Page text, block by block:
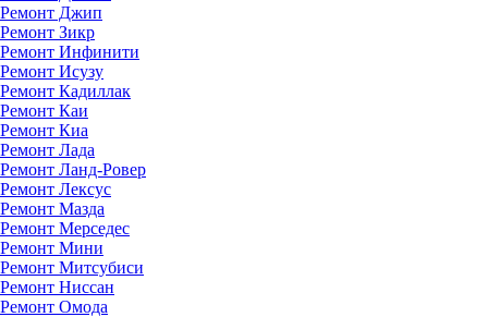
Ремонт Джип
Ремонт Зикр
Ремонт Инфинити
Ремонт Исузу
Ремонт Кадиллак
Ремонт Каи
Ремонт Киа
Ремонт Лада
Ремонт Ланд-Ровер
Ремонт Лексус
Ремонт Мазда
Ремонт Мерседес
Ремонт Мини
Ремонт Митсубиси
Ремонт Ниссан
Ремонт Омода